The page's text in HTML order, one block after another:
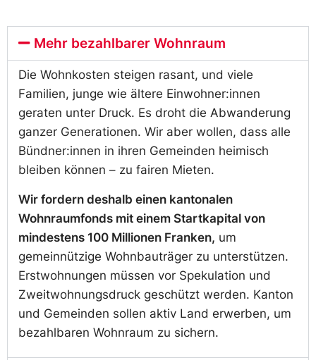
Mehr bezahlbarer Wohnraum
Die Wohnkosten steigen rasant, und viele
Familien, junge wie ältere Einwohner:innen
geraten unter Druck. Es droht die Abwanderung
ganzer Generationen. Wir aber wollen, dass alle
Bündner:innen in ihren Gemeinden heimisch
bleiben können – zu fairen Mieten.
Wir fordern deshalb einen kantonalen
Wohnraumfonds mit einem Startkapital von
mindestens 100 Millionen Franken, um
gemeinnützige Wohnbauträger zu unterstützen.
Erstwohnungen müssen vor Spekulation und
Zweitwohnungsdruck geschützt werden. Kanton
und Gemeinden sollen aktiv Land erwerben, um
bezahlbaren Wohnraum zu sichern.